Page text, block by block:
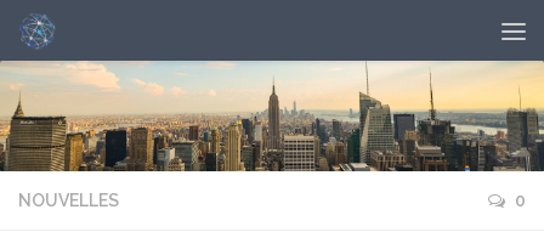
NOUVELLES 0